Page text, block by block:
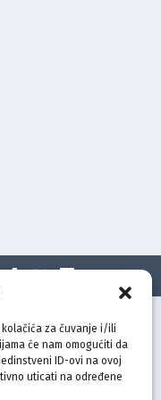
za čuvanje i/ili
će nam omogućiti da
ID-ovi na ovoj
uticati na određene